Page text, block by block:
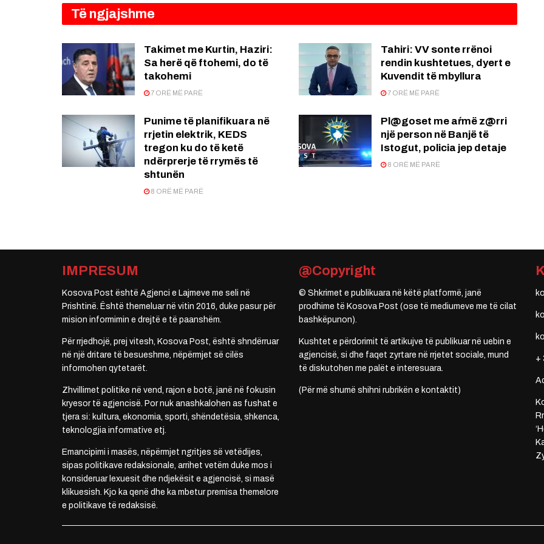
Të ngjajshme
Takimet me Kurtin, Haziri:
Sa herë që ftohemi, do të
takohemi
7 ORË MË PARË
Tahiri: VV sonte rrënoi
rendin kushtetues, dyert e
Kuvendit të mbyllura
7 ORË MË PARË
Punime të planifikuara në
rrjetin elektrik, KEDS
tregon ku do të ketë
ndërprerje të rrymës të
shtunën
8 ORË MË PARË
Pl@goset me aŕmë z@rri
një person në Banjë të
Istogut, policia jep detaje
8 ORË MË PARË
IMPRESUM
Kosova Post është Agjenci e Lajmeve me seli në
Prishtinë. Është themeluar në vitin 2016, duke pasur për
mision informimin e drejtë e të paanshëm.
Për rrjedhojë, prej vitesh, Kosova Post, është shndërruar
në një dritare të besueshme, nëpërmjet së cilës
informohen qytetarët.
Zhvillimet politike në vend, rajon e botë, janë në fokusin
kryesor të agjencisë. Por nuk anashkalohen as fushat e
tjera si: kultura, ekonomia, sporti, shëndetësia, shkenca,
teknologjia informative etj.
Emancipimi i masës, nëpërmjet ngritjes së vetëdijes,
sipas politikave redaksionale, arrihet vetëm duke mos i
konsideruar lexuesit dhe ndjekësit e agjencisë, si masë
klikuesish. Kjo ka qenë dhe ka mbetur premisa themelore
e politikave të redaksisë.
@Copyright
© Shkrimet e publikuara në këtë platformë, janë
prodhime të Kosova Post (ose të mediumeve me të cilat
bashkëpunon).
Kushtet e përdorimit të artikujve të publikuar në uebin e
agjencisë, si dhe faqet zyrtare në rrjetet sociale, mund
të diskutohen me palët e interesuara.
(Për më shumë shihni rubrikën e kontaktit)
+